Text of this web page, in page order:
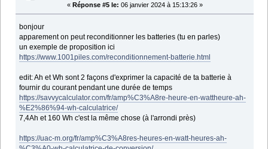
« Réponse #5 le: 06 janvier 2024 à 15:13:26 »
bonjour
apparement on peut reconditionner les batteries (tu en parles)
un exemple de proposition ici
https://www.1001piles.com/reconditionnement-batterie.html
edit: Ah et Wh sont 2 façons d'exprimer la capacité de ta batterie à
fournir du courant pendant une durée de temps
https://savvycalculator.com/fr/amp%C3%A8re-heure-en-wattheure-ah-
%E2%86%94-wh-calculatrice/
7,4Ah et 160 Wh c'est la même chose (à l'arrondi près)
https://uac-m.org/fr/amp%C3%A8res-heures-en-watt-heures-ah-